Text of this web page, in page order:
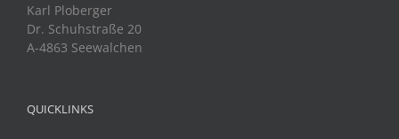
Karl Ploberger
Dr. Schuhstraße 20
A-4863 Seewalchen
QUICKLINKS